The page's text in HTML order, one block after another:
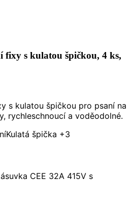
fixy s kulatou špičkou, 4 ks,
s kulatou špičkou pro psaní na
rychleschnoucí a voděodolné.
Kulatá špička +3
CEE 32A 415V s